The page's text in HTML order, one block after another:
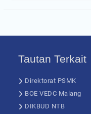
Tautan Terkait
Direktorat PSMK
BOE VEDC Malang
DIKBUD NTB